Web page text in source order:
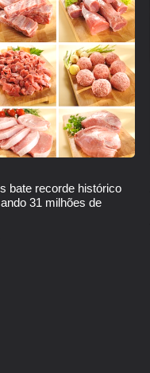
bate recorde histórico
31 milhões de